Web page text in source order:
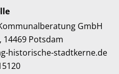
GmbH
14469 Potsdam
historische-stadtkerne.de